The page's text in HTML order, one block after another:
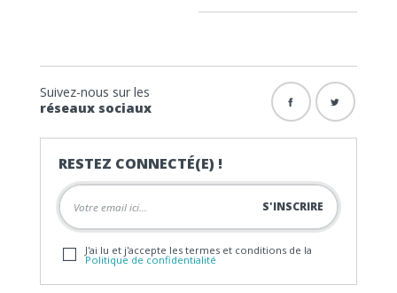
Suivez-nous sur les
réseaux sociaux
RESTEZ CONNECTÉ(E) !
J'ai lu et j'accepte les termes et conditions de la
Politique de confidentialité